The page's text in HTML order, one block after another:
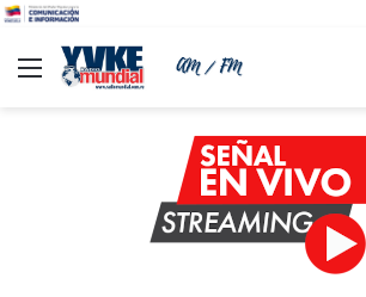
Menu